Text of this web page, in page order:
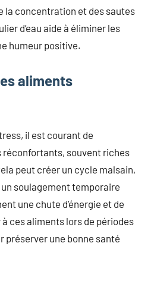
la concentration et des sautes
d’eau aide à éliminer les
humeur positive.
aliments
il est courant de
souvent riches
peut créer un cycle malsain,
soulagement temporaire
une chute d’énergie et de
ces aliments lors de périodes
préserver une bonne santé